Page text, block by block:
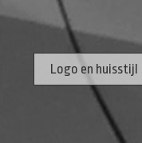
Logo en huisstijl